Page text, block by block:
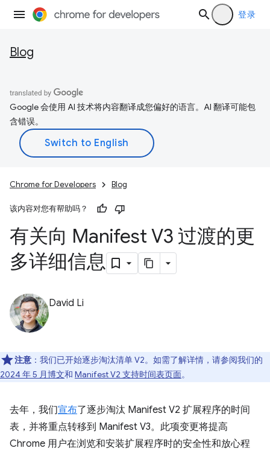
登录
Blog
Google 会使用 AI 技术将内容翻译成您偏好的语言。AI 翻译可能包
含错误。
Chrome for Developers Blog
该内容对您有帮助吗？
有关向 Manifest V3 过渡的更
多详细信息
David Li
注意 ：我们已开始逐步淘汰清单 V2。如需了解详情，请参阅我们的
2024 年 5 月博文和 Manifest V2 支持时间表页面。
去年，我们宣布了逐步淘汰 Manifest V2 扩展程序的时间
表，并将重点转移到 Manifest V3。此项变更将提高
Chrome 用户在浏览和安装扩展程序时的安全性和放心程